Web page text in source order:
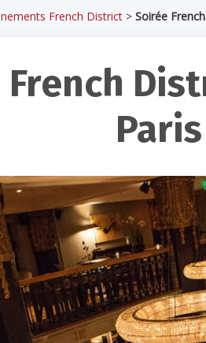
French District > Soirée
Paris